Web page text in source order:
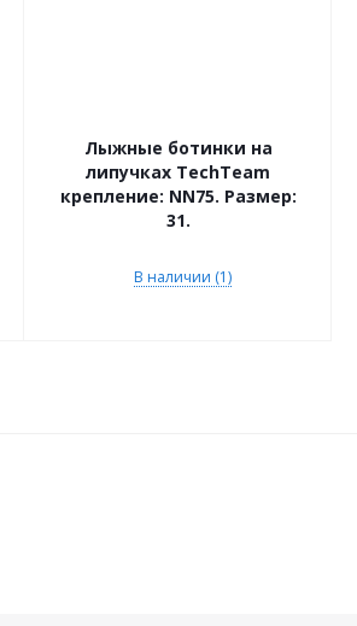
Лыжные ботинки на
липучках TechTeam
крепление: NN75. Размер:
31.
В наличии (1)